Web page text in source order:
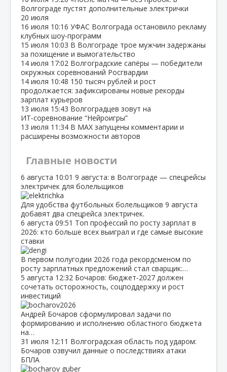
Волгограде пустят дополнительные электрички
20 июля
16 июля 10:16 УФАС Волгограда остановило рекламу
клубных шоу‑программ
15 июля 10:03 В Волгограде трое мужчин задержаны
за похищение и вымогательство
14 июля 17:02 Волгоградские сапёры — победители
окружных соревнований Росгвардии
14 июля 10:48 150 тысяч рублей и рост
продолжается: зафиксированы новые рекорды
зарплат курьеров
13 июля 15:43 Волгоградцев зовут на
ИТ‑соревнование “Нейроигры”
13 июля 11:34 В МАХ запущены комментарии и
расширены возможности авторов
Главные новости
6 августа 10:01 9 августа: в Волгограде — спецрейсы
электричек для болельщиков
Для удобства футбольных болельщиков 9 августа
добавят два спецрейса электричек.
6 августа 09:51 Топ профессий по росту зарплат в
2026: кто больше всех выиграл и где самые высокие
ставки
В первом полугодии 2026 года рекордсменом по
росту зарплатных предложений стал сварщик:…
5 августа 12:32 Бочаров: бюджет‑2027 должен
сочетать осторожность, соцподдержку и рост
инвестиций
Андрей Бочаров сформулировал задачи по
формированию и исполнению областного бюджета
на…
31 июля 12:11 Волгоградская область под ударом:
Бочаров озвучил данные о последствиях атаки
БПЛА